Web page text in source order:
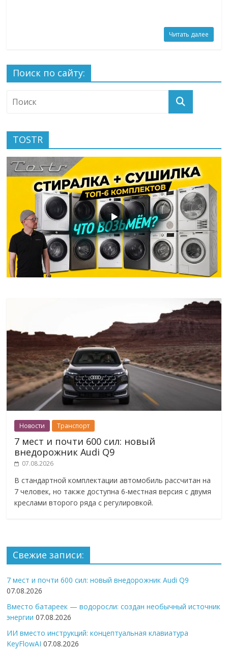
Читать далее
Поиск по сайту:
TOSTR
Новости Транспорт
7 мест и почти 600 сил: новый
внедорожник Audi Q9
07.08.2026
В стандартной комплектации автомобиль рассчитан на
7 человек, но также доступна 6-местная версия с двумя
креслами второго ряда с регулировкой.
Свежие записи:
7 мест и почти 600 сил: новый внедорожник Audi Q9
07.08.2026
Вместо батареек — водоросли: создан необычный источник
энергии 07.08.2026
ИИ вместо инструкций: концептуальная клавиатура
KeyFlowAI 07.08.2026